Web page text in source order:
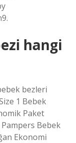
hangi
bezleri
1 Bebek
Paket
Bebek
Ekonomi